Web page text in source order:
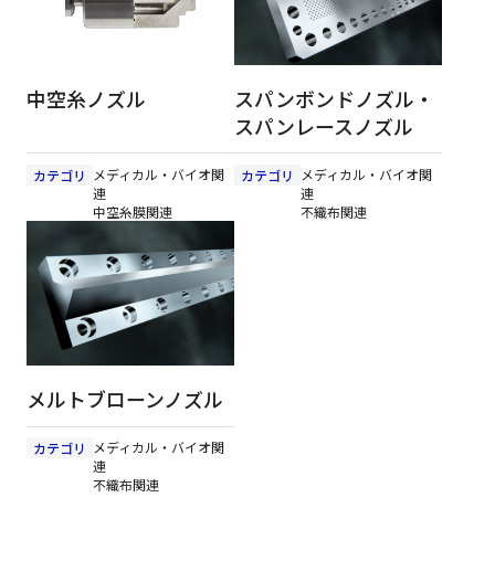
中空糸ノズル
カテゴリ
メディカル・バイオ関
連
中空糸膜関連
スパンボンドノズル・
スパンレースノズル
カテゴリ
メディカル・バイオ関
連
不織布関連
メルトブローンノズル
カテゴリ
メディカル・バイオ関
連
不織布関連